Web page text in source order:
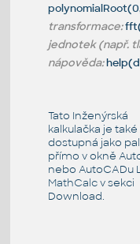
transformace:
jednotek (např.
nápověda:
Tato Inženýrská
kalkulačka je také
dostupná jako
přímo v okně
nebo AutoCADu
MathCalcv sekci
Download.